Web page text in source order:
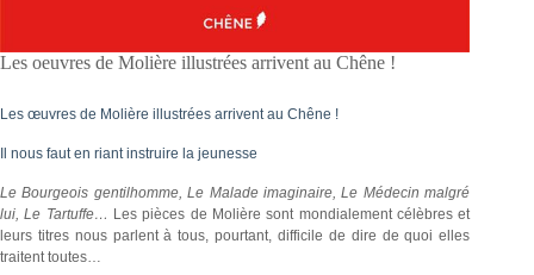
Les oeuvres de Molière illustrées arrivent au Chêne !
Les œuvres de Molière illustrées arrivent au Chêne !
Il nous faut en riant instruire la jeunesse
Le Bourgeois gentilhomme, Le Malade imaginaire, Le Médecin malgré
lui, Le Tartuffe… Les pièces de Molière sont mondialement célèbres et
leurs titres nous parlent à tous, pourtant, difficile de dire de quoi elles
traitent toutes…